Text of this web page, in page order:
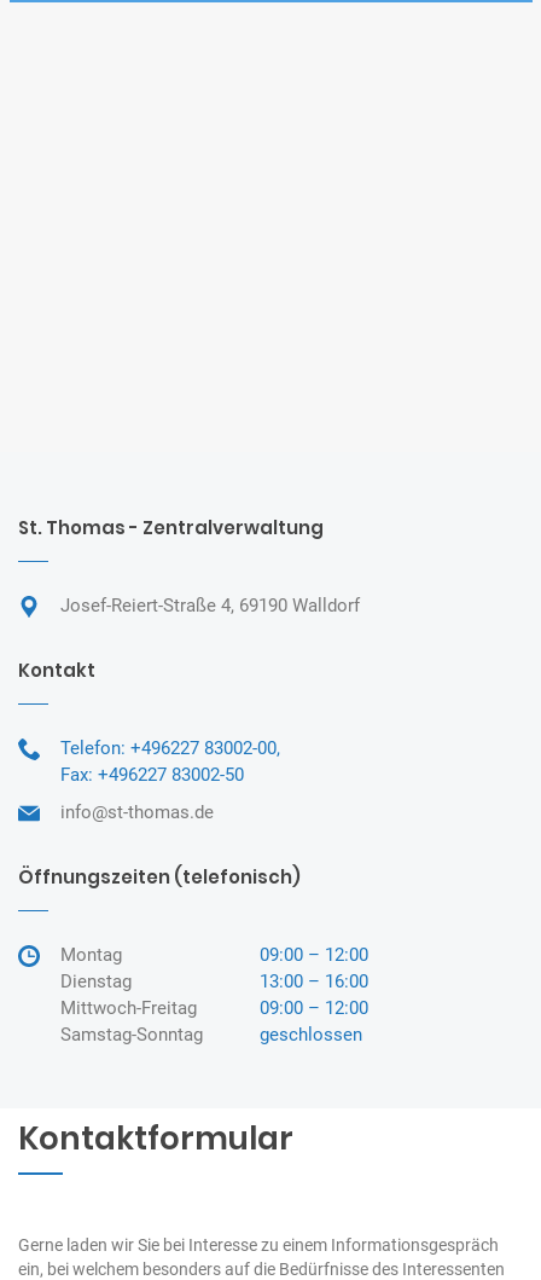
St. Thomas - Zentralverwaltung
Josef-Reiert-Straße 4, 69190 Walldorf
Kontakt
Telefon: +496227 83002-00,
Fax: +496227 83002-50
info@st-thomas.de
Öffnungszeiten (telefonisch)
Montag
09:00 – 12:00
Dienstag
13:00 – 16:00
Mittwoch-Freitag
09:00 – 12:00
Samstag-Sonntag
geschlossen
Kontaktformular
Gerne laden wir Sie bei Interesse zu einem Informationsgespräch
ein, bei welchem besonders auf die Bedürfnisse des Interessenten